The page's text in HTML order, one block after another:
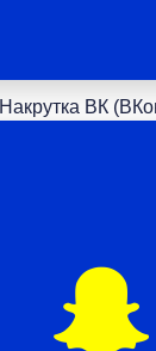
Накрутка ВК